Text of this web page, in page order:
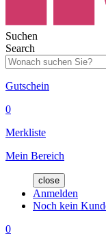
Suchen
Search
Gutschein
0
Merkliste
Mein Bereich
close
Anmelden
Noch kein
0